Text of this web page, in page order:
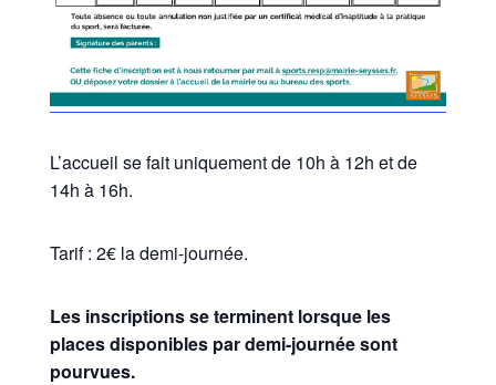
L’accueil se fait uniquement de 10h à 12h et de
14h à 16h.
Tarif : 2€ la demi-journée.
Les inscriptions se terminent lorsque les
places disponibles par demi-journée sont
pourvues.